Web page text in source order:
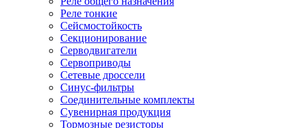
Реле тонкие
Сейсмостойкость
Секционирование
Серводвигатели
Сервоприводы
Сетевые дроссели
Синус-фильтры
Соединительные комплекты
Сувенирная продукция
Тормозные резисторы